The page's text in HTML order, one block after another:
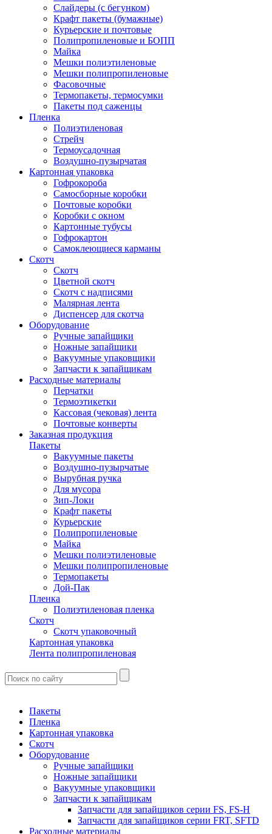
Слайдеры (с бегунком)
Крафт пакеты (бумажные)
Курьерские и почтовые
Полипропиленовые и БОПП
Майка
Мешки полиэтиленовые
Мешки полипропиленовые
Фасовочные
Термопакеты, термосумки
Пакеты под саженцы
Пленка
Полиэтиленовая
Стрейч
Термоусадочная
Воздушно-пузырчатая
Картонная упаковка
Гофрокороба
Самосборные коробки
Почтовые коробки
Коробки с окном
Картонные тубусы
Гофрокартон
Самоклеющиеся карманы
Скотч
Скотч
Цветной скотч
Скотч с надписями
Малярная лента
Диспенсер для скотча
Оборудование
Ручные запайщики
Ножные запайщики
Вакуумные упаковщики
Запчасти к запайщикам
Расходные материалы
Перчатки
Термоэтикетки
Кассовая (чековая) лента
Почтовые конверты
Заказная продукция
Пакеты
Вакуумные пакеты
Воздушно-пузырчатые
Вырубная ручка
Для мусора
Зип-Локи
Крафт пакеты
Курьерские
Полипропиленовые
Майка
Мешки полиэтиленовые
Мешки полипропиленовые
Термопакеты
Дой-Пак
Пленка
Полиэтиленовая пленка
Скотч
Скотч упаковочный
Картонная упаковка
Лента полипропиленовая
Пакеты
Пленка
Картонная упаковка
Скотч
Оборудование
Ручные запайщики
Ножные запайщики
Вакуумные упаковщики
Запчасти к запайщикам
Запчасти для запайщиков серии FS, FS-H
Запчасти для запайщиков серии FRT, SFTD
Расходные материалы